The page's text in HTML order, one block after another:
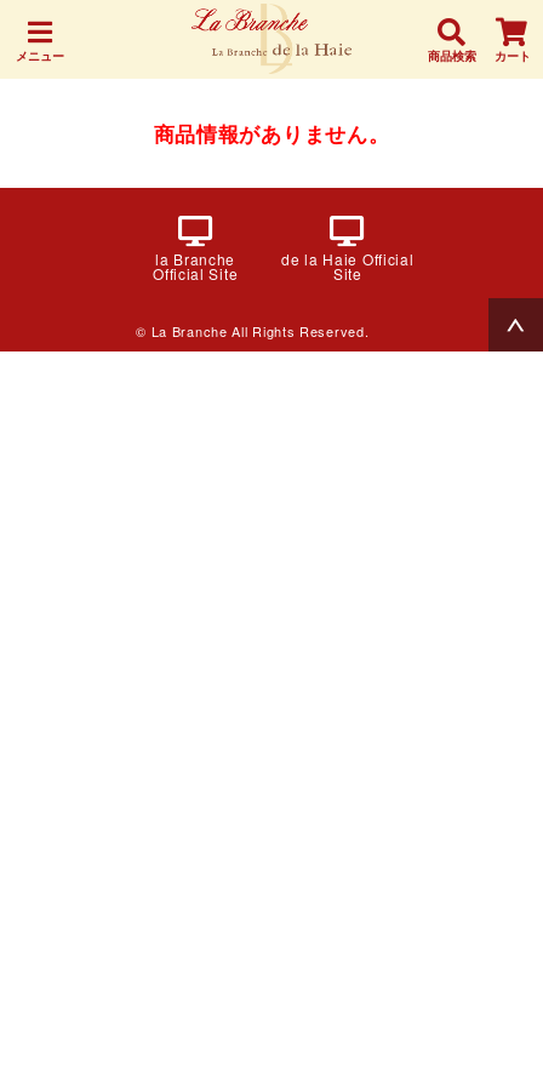
メニュー 商品検索 カート
商品情報がありません。
la Branche
Official Site
de la Haie Official
Site
© La Branche All Rights Reserved.